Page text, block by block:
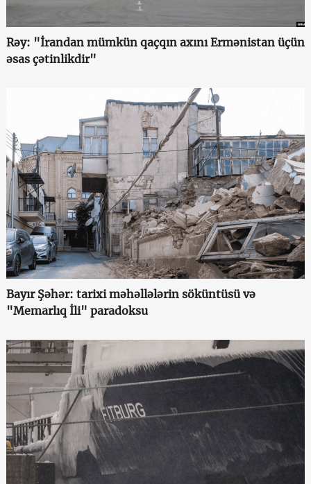
Rəy: "İrandan mümkün qaçqın axını Ermənistan üçün
əsas çətinlikdir"
Bayır Şəhər: tarixi məhəllələrin söküntüsü və
"Memarlıq İli" paradoksu